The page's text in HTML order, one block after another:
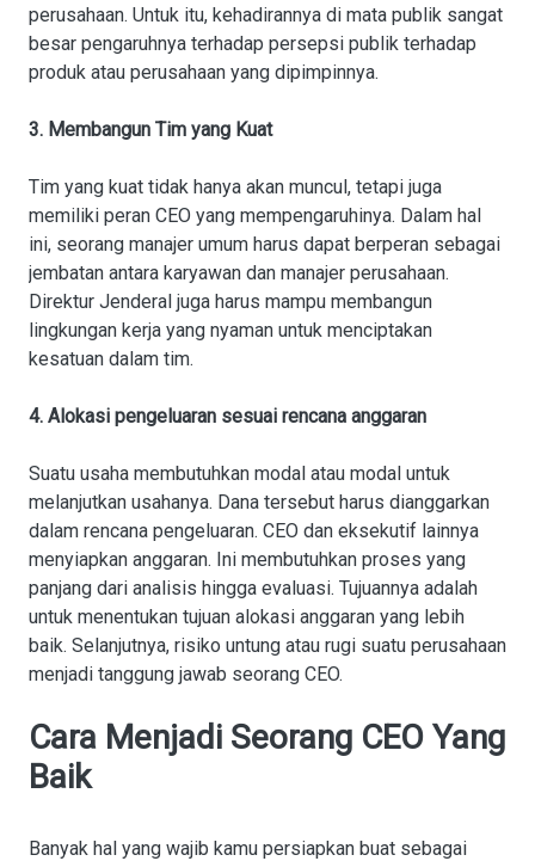
perusahaan. Untuk itu, kehadirannya di mata publik sangat
besar pengaruhnya terhadap persepsi publik terhadap
produk atau perusahaan yang dipimpinnya.
3. Membangun Tim yang Kuat
Tim yang kuat tidak hanya akan muncul, tetapi juga
memiliki peran CEO yang mempengaruhinya. Dalam hal
ini, seorang manajer umum harus dapat berperan sebagai
jembatan antara karyawan dan manajer perusahaan.
Direktur Jenderal juga harus mampu membangun
lingkungan kerja yang nyaman untuk menciptakan
kesatuan dalam tim.
4. Alokasi pengeluaran sesuai rencana anggaran
Suatu usaha membutuhkan modal atau modal untuk
melanjutkan usahanya. Dana tersebut harus dianggarkan
dalam rencana pengeluaran. CEO dan eksekutif lainnya
menyiapkan anggaran. Ini membutuhkan proses yang
panjang dari analisis hingga evaluasi. Tujuannya adalah
untuk menentukan tujuan alokasi anggaran yang lebih
baik. Selanjutnya, risiko untung atau rugi suatu perusahaan
menjadi tanggung jawab seorang CEO.
Cara Menjadi Seorang CEO Yang
Baik
Banyak hal yang wajib kamu persiapkan buat sebagai